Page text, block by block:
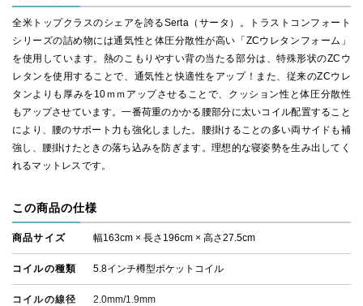
全米トップクラスのシェアを誇るSerta（サータ）。トラストコンフォート
シリーズの詰め物には通気性と体圧分散性が高い「ZCウレタンフォーム」
を使用しています。熱のこもりやすい背の当たる部分は、特殊形状のZCウ
レタンを使用することで、通気性と快適性をアップ！また、従来のZCウレ
タンよりも厚みを10ｍｍアップさせることで、クッション性と体圧分散性
もアップさせています。一番荷重のかかる腰部分に太いコイル配置すること
により、腰のサポート力も強化しました。腰掛けることの多い両サイドも補
強し、腰掛けたときの落ち込みを防ぎます。理想的な寝姿勢を生み出してく
れるマットレスです。
この商品の仕様
商品サイズ 幅163cm × 長さ196cm × 高さ27.5cm
コイルの種類 5.8インチ樽型ポケットコイル
コイルの線径 2.0mm/1.9mm